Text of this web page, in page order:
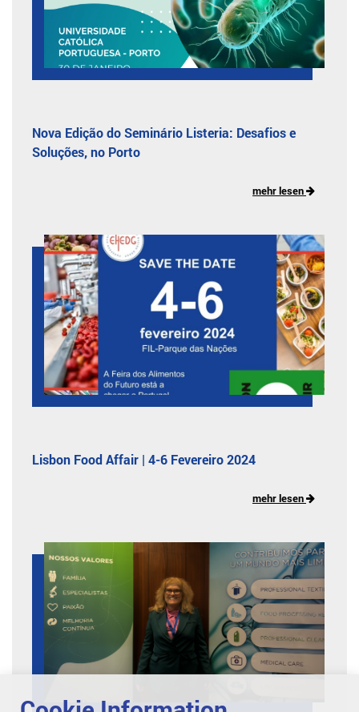
Nova Edição do Seminário Listeria: Desafios e
Soluções, no Porto
mehr lesen
Lisbon Food Affair | 4-6 Fevereiro 2024
mehr lesen